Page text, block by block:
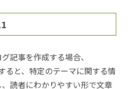
記事を作成する場合、
ると、特定のテーマに関する情
読者にわかりやすい形で文章